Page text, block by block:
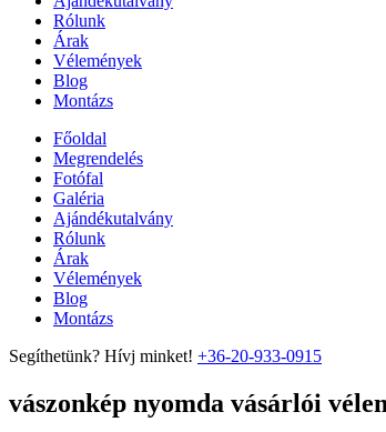
Rólunk
Árak
Vélemények
Blog
Montázs
Főoldal
Megrendelés
Fotófal
Galéria
Ajándékutalvány
Rólunk
Árak
Vélemények
Blog
Montázs
Segíthetünk? Hívj minket! +36-20-933-0915
vászonkép nyomda vásárlói